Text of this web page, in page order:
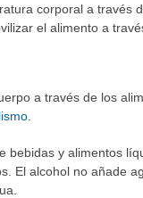
corporal a través
el alimento a
a través de los
.
bebidas y alimentos
El alcohol no añade